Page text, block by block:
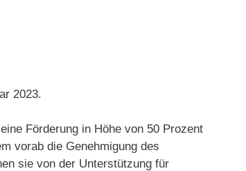
2023.
Förderung in Höhe von 50 Prozent
vorab die Genehmigung des
sie von der Unterstützung für